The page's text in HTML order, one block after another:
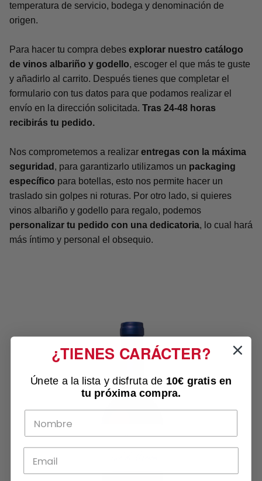
temperatura de servicio, bodega y denominación de
origen.
Para hacer tu compra debes explorar nuestro catálogo
de vinos albariño y godello, escoger el que más te guste
y añadirlo al carrito. Después tienes que completar el
formulario con tus datos para que podamos realizar el
envío en la dirección solicitada. Tras 24-48 horas
recibirás tu pedido.
Nos comprometemos a realizar entregas con la máxima
seguridad , para garantizarlo utilizamos un packaging
específico para botellas, esto nos permite hacer un
traslado sin golpes ni roturas. Por otro lado, si quieres
vinos albariño y godello para regalo, podemos
personalizar tu pedido con una dedicatoria, lo cual hará
más íntimo y personal el obsequio.
¿TIENES CARÁCTER?
Únete a la lista y disfruta de 10€ gratis en
tu próxima compra.